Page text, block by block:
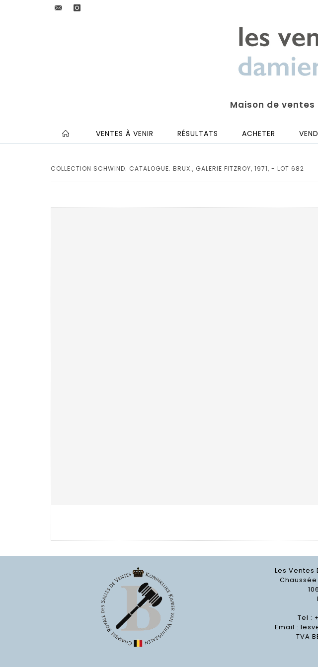
Maison de
VENTES À VENIR RÉSULTATS ACHETER
COLLECTION SCHWIND. CATALOGUE. BRUX., GALERIE FITZROY, 1971, - LOT 682
Les Ventes
Tel :
Email :
TVA